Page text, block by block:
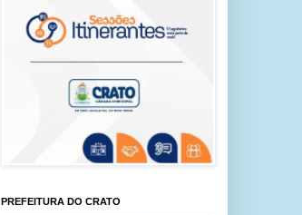
PREFEITURA DO CRATO